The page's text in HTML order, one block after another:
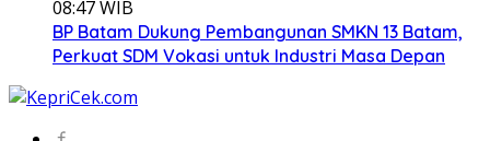
08:47 WIB
BP Batam Dukung Pembangunan SMKN 13 Batam,
Perkuat SDM Vokasi untuk Industri Masa Depan